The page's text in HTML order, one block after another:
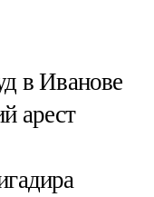
в Иванове
арест